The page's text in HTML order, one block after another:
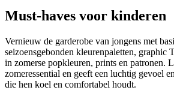
Must-haves voor kinderen
Vernieuw de garderobe van jongens met
seizoensgebonden kleurenpaletten, graphic
in zomerse popkleuren, prints en patronen.
zomeressential en geeft een luchtig gevoel
die hen koel en comfortabel houdt.